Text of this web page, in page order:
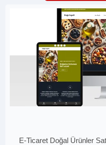
E-Ticaret Doğal Ürünler